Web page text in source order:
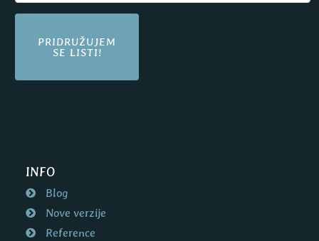
PRIDRUŽUJEM
SE LISTI!
INFO
Blog
Nove verzije
Reference